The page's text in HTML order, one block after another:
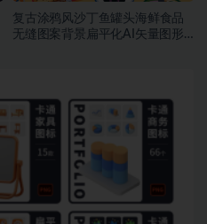
复古涂鸦风沙丁鱼罐头海鲜食品
无缝图案背景扁平化AI矢量图形